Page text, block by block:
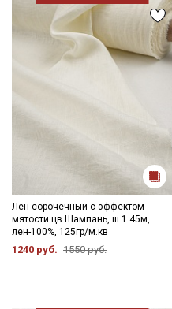
Лен сорочечный с эффектом
мятости цв.Шампань, ш.1.45м,
лен-100%, 125гр/м.кв
1240 руб. 1550 руб.
Электронная почта
Ознакомлен(а) с
Согласие
ДаюСогласие на
информационных